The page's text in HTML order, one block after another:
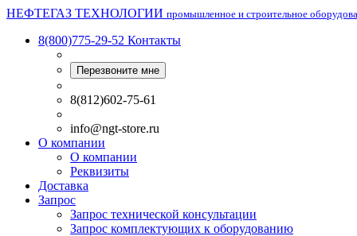
НЕФТЕГАЗ ТЕХНОЛОГИИ промышленное и строительное
8(800)775-29-52 Контакты
Перезвоните мне
8(812)602-75-61
info@ngt-store.ru
О компании
О компании
Реквизиты
Доставка
Запрос
Запрос технической консультации
Запрос комплектующих к оборудованию